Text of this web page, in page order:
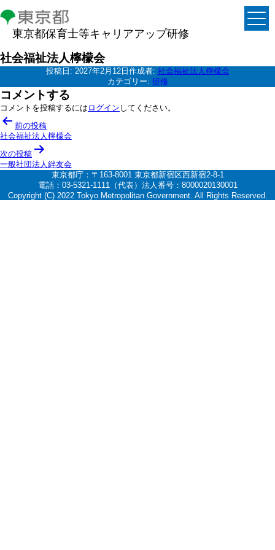
東京都保育士等キャリアアップ研修
社会福祉法人檸檬会
投稿日: 2027年2月12日 作成者: 社会福祉法人檸檬会
カテゴリー: 研修
コメントする
コメントを投稿するには ログイン してください。
投
稿
ナ
ビ
ー
前の投稿
社会福祉法人檸檬会
次の投稿
一般社団法人絆友会
東京都庁：〒163-8001 東京都新宿区西新宿2-8-1
電話：03-5321-1111（代表）法人番号：8000020130001
Copyright (C) 2022 Tokyo Metropolitan Government. All Rights Reserved.